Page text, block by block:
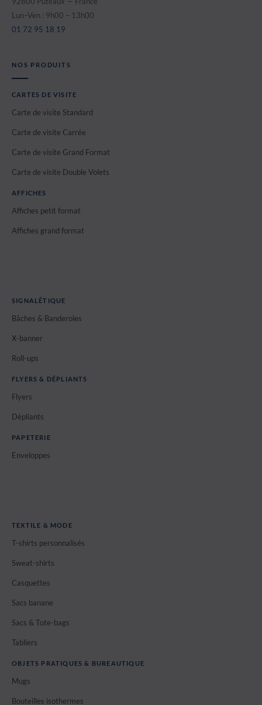
Lun–Ven : 9h00 – 13h00
01 72 95 18 19
NOS PRODUITS
CARTES DE VISITE
Carte de visite Standard
Carte de visite Carrée
Carte de visite Grand Format
Carte de visite Double Volets
AFFICHES
Affiches petit format
Affiches grand format
SIGNALÉTIQUE
Bâches & Banderoles
X-banner
Roll-ups
FLYERS & DÉPLIANTS
Flyers
Dépliants
PAPETERIE
Enveloppes
TEXTILE & MODE
T-shirts personnalisés
Sweat-shirts
Casquettes
Sacs banane
Sacs & Tote-bags
Tabliers
OBJETS PRATIQUES & BUREAUTIQUE
Mugs
Bouteilles isothermes